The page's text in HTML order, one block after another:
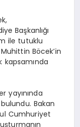
Başkanlığı
ile tutuklu
Böcek’in
kapsamında
yayınında
Bakan
Cumhuriyet